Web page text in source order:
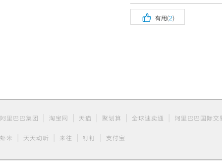
 有用(2)
阿里巴巴集团 淘宝网 天猫 聚划算 全球速卖通 阿里巴巴国际交
虾米 天天动听 来往 钉钉 支付宝